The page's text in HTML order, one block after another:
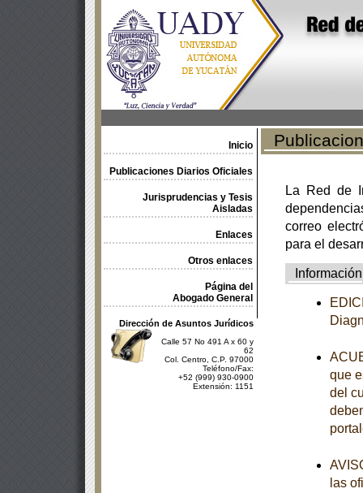
Inicio
Publicaciones Diarios Oficiales
Jurisprudencias y Tesis
Aisladas
Enlaces
Otros enlaces
Página del
Abogado General
Dirección de Asuntos Jurídicos
Calle 57 No 491 A x 60 y
62
Col. Centro, C.P. 97000
Teléfono/Fax:
+52 (999) 930-0900
Extensión: 1151
La Red de
correo
para el
Información
que
del
las